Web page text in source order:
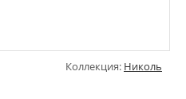
Коллекция: Николь